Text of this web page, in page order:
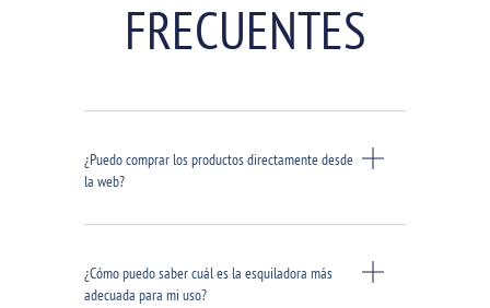
FRECUENTES
¿Puedo comprar los productos directamente desde
la web?
¿Cómo puedo saber cuál es la esquiladora más
adecuada para mi uso?